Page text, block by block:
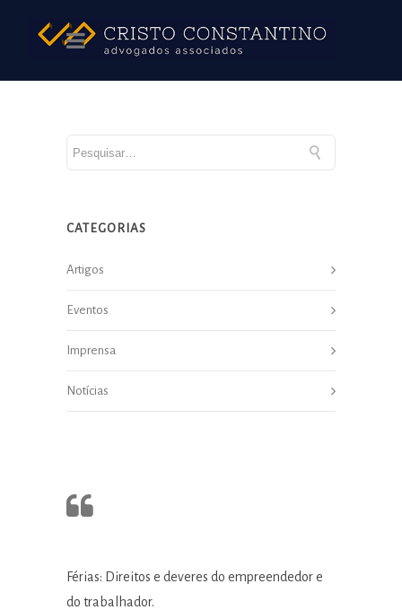
CATEGORIAS
Artigos
Eventos
Imprensa
Notícias
Férias: Direitos e deveres do empreendedor e
do trabalhador.